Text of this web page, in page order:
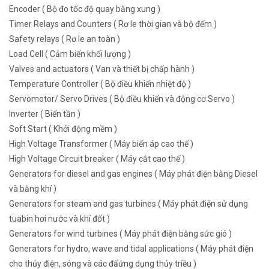
Encoder ( Bộ đo tốc độ quay bằng xung )
Timer Relays and Counters ( Rơ le thời gian và bộ đếm )
Safety relays ( Rơ le an toàn )
Load Cell ( Cảm biến khối lượng )
Valves and actuators ( Van và thiết bị chấp hành )
Temperature Controller ( Bộ điều khiển nhiệt độ )
Servomotor/ Servo Drives ( Bộ điều khiển và động cơ Servo )
Inverter ( Biến tần )
Soft Start ( Khởi động mềm )
High Voltage Transformer ( Máy biến áp cao thế )
High Voltage Circuit breaker ( Máy cắt cao thế )
Generators for diesel and gas engines ( Máy phát điện bằng Diesel
và bằng khí )
Generators for steam and gas turbines ( Máy phát điện sử dụng
tuabin hơi nước và khí đốt )
Generators for wind turbines ( Máy phát điện bằng sức gió )
Generators for hydro, wave and tidal applications ( Máy phát điện
cho thủy điện, sóng và các đấứng dụng thủy triều )